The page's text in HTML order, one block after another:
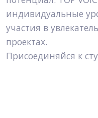
индивидуальные
участия в
проектах.
Присоединяйся к